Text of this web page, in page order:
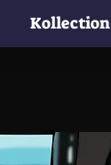
Kollection